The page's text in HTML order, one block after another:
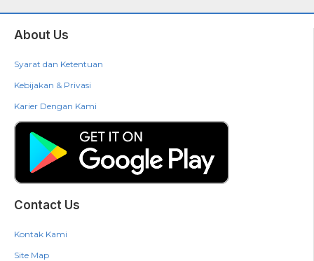
About Us
Syarat dan Ketentuan
Kebijakan & Privasi
Karier Dengan Kami
Contact Us
Kontak Kami
Site Map